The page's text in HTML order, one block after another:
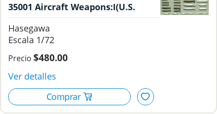
35001 Aircraft Weapons:I(U.S.
Bombs & Rocket Launchers), 1/72,
Hasegawa.
Hasegawa
1/72
$480.00